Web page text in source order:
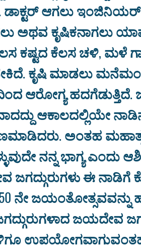
ಆಗಲು ಇಂಜಿನಿಯ‌ರ್
ಅಥವ ಕೃಷಿಕನಾಗಲು ಯಾವ
ಕಷ್ಟದ ಕೆಲಸ ಚಳಿ, ಮಳೆ
ಕೃಷಿ ಮಾಡಲು ಮನೆಮಂದಿ
ಆರೋಗ್ಯ ಹದಗೆಡುತ್ತಿದೆ.
ಆಕಾಲದಲ್ಲಿಯೇ
ಅಂತಹ
ನನ್ನ ಭಾಗ್ಯ ಎಂದು
ಈ ನಾಡಿಗೆ
ನೇ ಜಯಂತೋತ್ಸವವನ್ನು
ಜಯದೇವ
ಉಪಯೋಗವಾಗುವಂತಹ